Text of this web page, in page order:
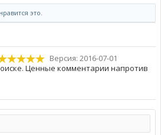
нравится это.
Версия: 2016-07-01
Ценные комментарии напротив